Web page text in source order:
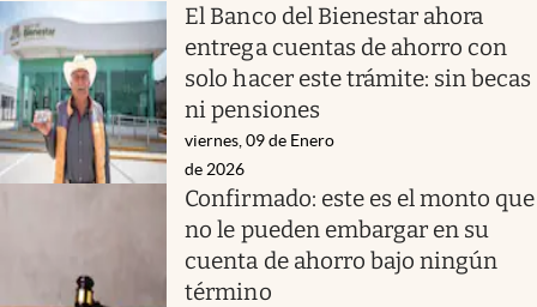
El Banco del Bienestar ahora
entrega cuentas de ahorro con
solo hacer este trámite: sin becas
ni pensiones
viernes, 09 de Enero
de 2026
Confirmado: este es el monto que
no le pueden embargar en su
cuenta de ahorro bajo ningún
término